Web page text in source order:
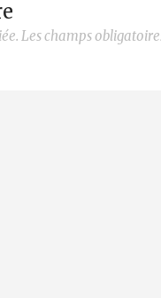
Les champs